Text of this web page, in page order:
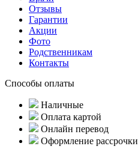
Отзывы
Гарантии
Акции
Фото
Родственникам
Контакты
Способы оплаты
Наличные
Оплата картой
Онлайн перевод
Оформление рассрочки